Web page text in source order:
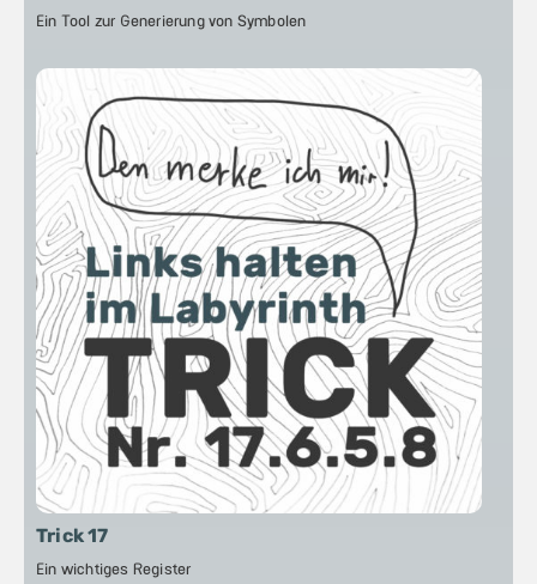
Ein Tool zur Generierung von Symbolen
Trick 17
Ein wichtiges Register